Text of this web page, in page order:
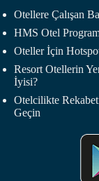
Otellere Çalışan
HMS Otel
Oteller İçin
Resort Otellerin
İyisi?
Otelcilikte
Geçin